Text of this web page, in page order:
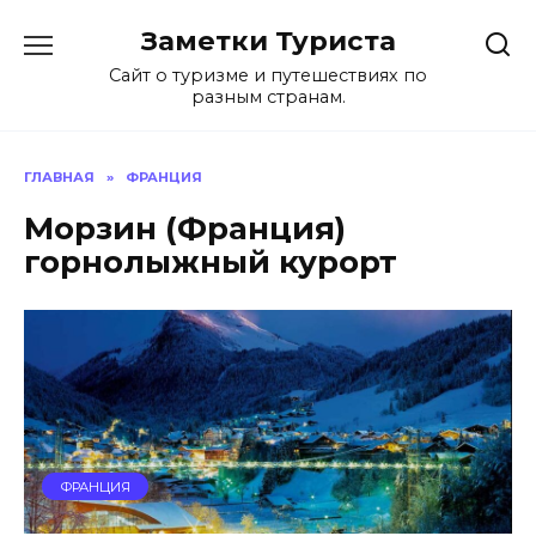
содержанию
Заметки Туриста
Сайт о туризме и путешествиях по
разным странам.
ГЛАВНАЯ » ФРАНЦИЯ
Морзин (Франция)
горнолыжный курорт
ФРАНЦИЯ